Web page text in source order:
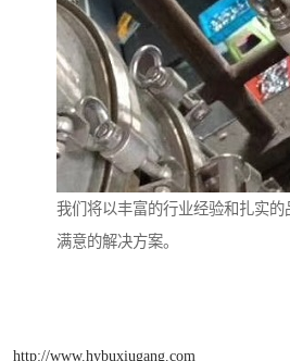
我们将以丰富的行业经验和扎实
满意的解决方案。
http://www.hybuxiugang.com